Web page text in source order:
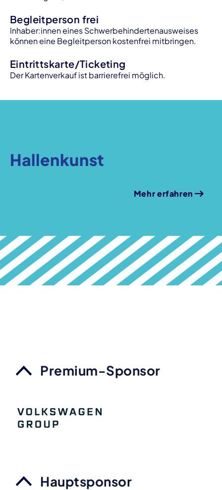
Begleitperson frei
lnhaber:innen eines Schwerbehindertenausweises
können eine Begleitperson kostenfrei mitbringen.
Eintrittskarte/Ticketing
Der Kartenverkauf ist barrierefrei möglich.
Hallenkunst
Mehr erfahren
Premium-Sponsor
Hauptsponsor